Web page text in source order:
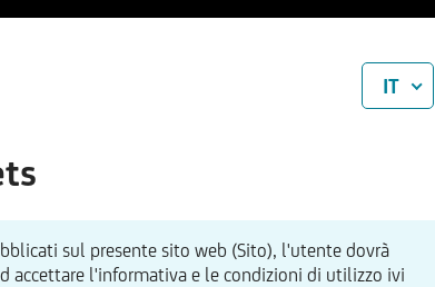
IT
sul presente sito web (Sito), l'utente dovrà
accettare l'informativa e le condizioni di utilizzo ivi